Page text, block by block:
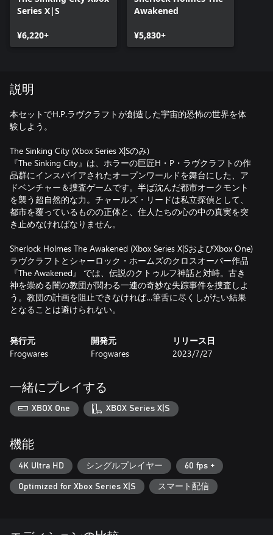
Series X|S
¥6,220+
Awakened
¥5,830+
説明
本セットでH.P.ラヴクラフトが創造した宇宙的恐怖の世界を体
験しよう。
The Sinking City (Xbox Series X|Sのみ)
『The Sinking City』は、ホラーの巨匠H・P・ラヴクラフトの作
品群にインスパイアされたオープンワールドを舞台にした、ア
ドベンチャー＆捜査ゲームです。半ば沈んだ都市オークモント
を襲う超自然的な力。チャールズ・リードは私立探偵として、
都市を覆っているものの正体と、住人たちの心の中の真実を突
き止めなければなりません。
Sherlock Holmes The Awakened (Xbox Series X|SおよびXbox One)
ラヴクラフトとシャーロック・ホームズのクロスオーバー作品
『The Awakened』 では、伝説のクトゥルフ神話と対峙。古き
神を崇める闇の教団が関わる一連の奇妙な失踪事件を捜査しよ
う。教団の計画を阻止できなければ…筆舌に尽くしがたい結果
となることは避けられない。
発行元
Frogwares
開発元
Frogwares
リリース日
2023/7/27
一緒にプレイする
XBOX One XBOX Series X|S
機能
4K Ultra HD シングルプレイヤー 60 fps +
Optimized for Xbox Series X|S スマート配信